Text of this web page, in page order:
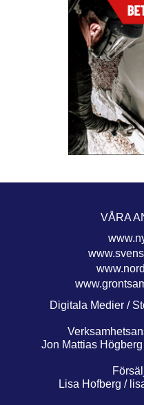
VÅRA
Digitala Medier /
Jon Mattias
Lisa Hofberg /